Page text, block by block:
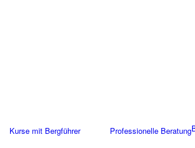
Kurse mit Bergführer Professionelle Beratung